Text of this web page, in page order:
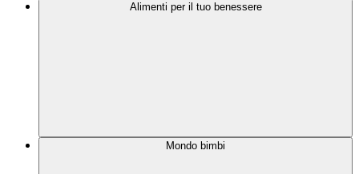
Alimenti per il tuo benessere
Mondo bimbi